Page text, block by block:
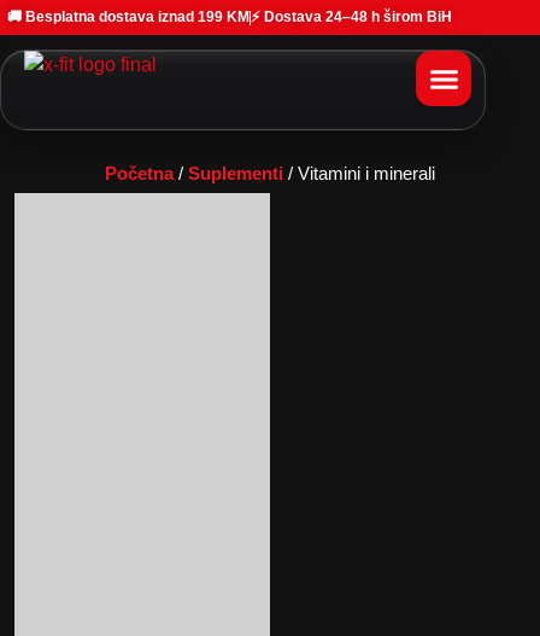
🚚 Besplatna dostava iznad 199 KM ⚡ Dostava 24–48 h širom BiH
Početna/ Suplementi / Vitamini i minerali